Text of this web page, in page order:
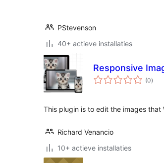
PStevenson
40+ actieve installaties
Responsive
(0totaal
)
This plugin is to edit the images
Richard Venancio
10+ actieve installaties